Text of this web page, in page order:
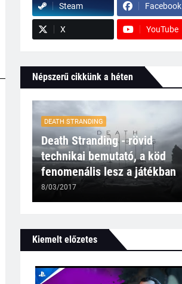
Steam Facebook
X YouTube
Népszerű cikkünk a héten
DEATH STRANDING
Death Stranding - rövid
technikai bemutató, a köd
fenomenális lesz a játékban
8/03/2017
Kiemelt előzetes